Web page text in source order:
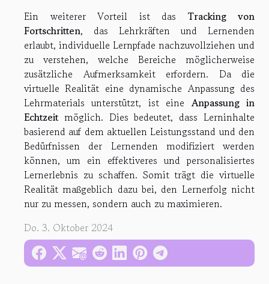
Ein weiterer Vorteil ist das Tracking von
Fortschritten, das Lehrkräften und Lernenden
erlaubt, individuelle Lernpfade nachzuvollziehen und
zu verstehen, welche Bereiche möglicherweise
zusätzliche Aufmerksamkeit erfordern. Da die
virtuelle Realität eine dynamische Anpassung des
Lehrmaterials unterstützt, ist eine Anpassung in
Echtzeitmöglich. Dies bedeutet, dass Lerninhalte
basierend auf dem aktuellen Leistungsstand und den
Bedürfnissen der Lernenden modifiziert werden
können, um ein effektiveres und personalisiertes
Lernerlebnis zu schaffen. Somit trägt die virtuelle
Realität maßgeblich dazu bei, den Lernerfolg nicht
nur zu messen, sondern auch zu maximieren.
Do. 3. Oktober 2024